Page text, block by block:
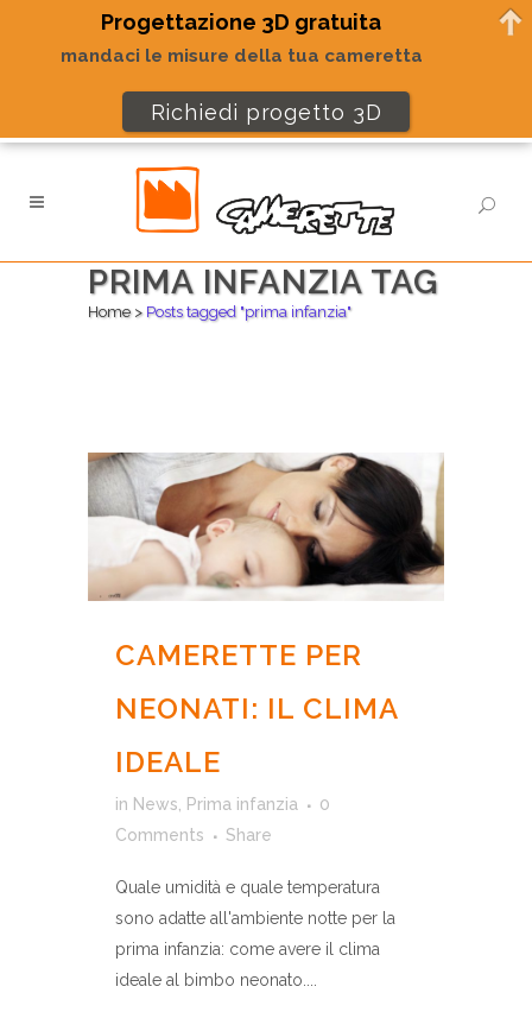
PRIMA INFANZIA TAG
Home> Posts tagged "prima infanzia"
CAMERETTE PER
NEONATI: IL CLIMA
IDEALE
in News Prima infanzia
0
Comments
Share
Quale umidità e quale temperatura
sono adatte all'ambiente notte per la
prima infanzia: come avere il clima
ideale al bimbo neonato....
Progettazione 3D gratuita
mandaci le misure della tua cameretta
Richiedi progetto 3D